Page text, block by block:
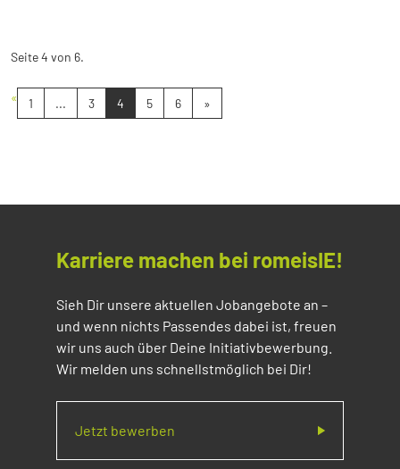
Seite 4 von 6.
« 1 ... 3 4 5 6 »
Karriere machen bei romeisIE!
Sieh Dir unsere aktuellen Jobangebote an –
und wenn nichts Passendes dabei ist, freuen
wir uns auch über Deine Initiativbewerbung.
Wir melden uns schnellstmöglich bei Dir!
Jetzt bewerben